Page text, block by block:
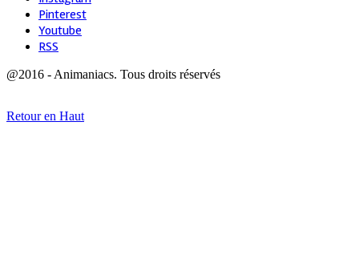
Pinterest
Youtube
RSS
@2016 - Animaniacs. Tous droits réservés
Retour en Haut